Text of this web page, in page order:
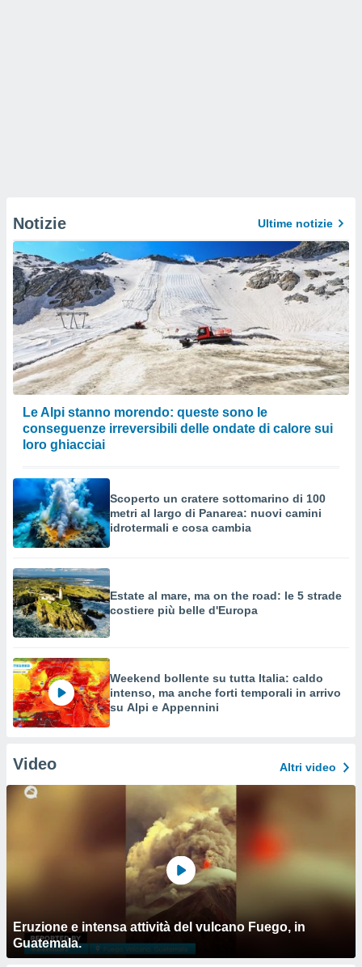
Notizie Ultime notizie
Le Alpi stanno morendo: queste sono le
conseguenze irreversibili delle ondate di calore sui
loro ghiacciai
Scoperto un cratere sottomarino di 100
metri al largo di Panarea: nuovi camini
idrotermali e cosa cambia
Estate al mare, ma on the road: le 5 strade
costiere più belle d'Europa
Weekend bollente su tutta Italia: caldo
intenso, ma anche forti temporali in arrivo
su Alpi e Appennini
Video Altri video
Eruzione e intensa attività del vulcano Fuego, in
Guatemala.